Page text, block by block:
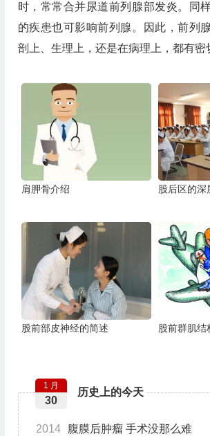
时，常常合并尿道前列腺部发炎。同
的疾患也可影响前列腺。因此，前列
剖上、生理上，还是在病理上，都有密
肩胛骨介绍 股后区的深
股前部皮神经的简述 股前群肌结
历史上的今天
1 月
30
2014 腹膜后肿瘤 手术没那么难